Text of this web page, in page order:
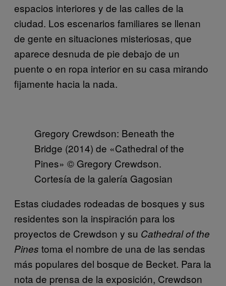
espacios interiores y de las calles de la
ciudad. Los escenarios familiares se llenan
de gente en situaciones misteriosas, que
aparece desnuda de pie debajo de un
puente o en ropa interior en su casa mirando
fijamente hacia la nada.
Gregory Crewdson: Beneath the
Bridge (2014) de «Cathedral of the
Pines» © Gregory Crewdson.
Cortesía de la galería Gagosian
Estas ciudades rodeadas de bosques y sus
residentes son la inspiración para los
proyectos de Crewdson y su Cathedral of the
Pines toma el nombre de una de las sendas
más populares del bosque de Becket. Para la
nota de prensa de la exposición, Crewdson